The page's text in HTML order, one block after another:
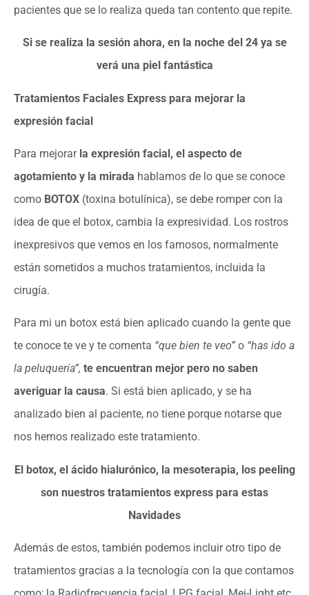
pacientes que se lo realiza queda tan contento que repite.
Si se realiza la sesión ahora, en la noche del 24 ya se
verá una piel fantástica
Tratamientos Faciales Express para mejorar la
expresión facial
Para mejorar la expresión facial, el aspecto de
agotamiento y la mirada hablamos de lo que se conoce
como BOTOX (toxina botulínica), se debe romper con la
idea de que el botox, cambia la expresividad. Los rostros
inexpresivos que vemos en los famosos, normalmente
están sometidos a muchos tratamientos, incluida la
cirugía.
Para mi un botox está bien aplicado cuando la gente que
te conoce te ve y te comenta “que bien te veo” o “has ido a
la peluquería”, te encuentran mejor pero no saben
averiguar la causa. Si está bien aplicado, y se ha
analizado bien al paciente, no tiene porque notarse que
nos hemos realizado este tratamiento.
El botox, el ácido hialurónico, la mesoterapia, los peeling
son nuestros tratamientos express para estas
Navidades
Además de estos, también podemos incluir otro tipo de
tratamientos gracias a la tecnología con la que contamos